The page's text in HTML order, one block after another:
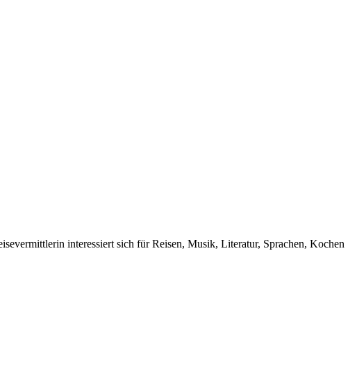
interessiert sich für Reisen, Musik, Literatur, Sprachen, Kochen